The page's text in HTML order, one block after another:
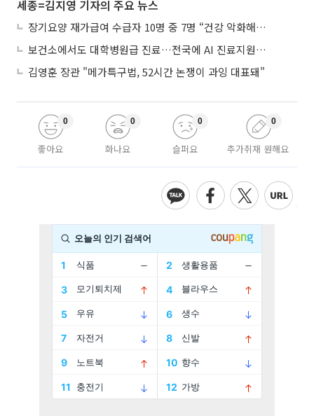
세종=김지영 기자의 주요 뉴스
장기요양 재가급여 수급자 10명 중 7명 “건강 악화해도 집에서”
보건소에서도 대학병원급 진료…전국에 AI 진료지원도구 보급
김영훈 장관 "메가특구법, 52시간 논쟁이 과잉 대표돼"
좋아요
0
화나요
0
슬퍼요
0
추가취재 원해요
0